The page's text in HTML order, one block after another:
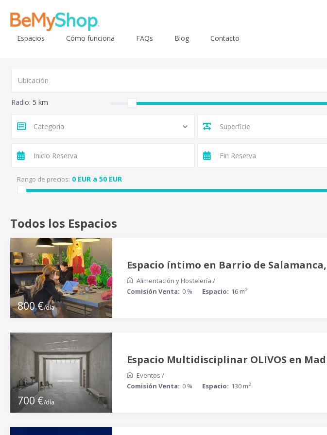
Espacios Cómo funciona FAQs Blog Contacto
Radio: 5 km
Categoría
Rango de precios: 0 EUR a 50 EUR
Todos los Espacios
800 €/día
Espacio íntimo en Barrio de
Alimentación y Hostelería /
Comisión Venta: 0 % Espacio: 16 m2
700 €/día
Espacio Multidisciplinar OLIVOS en
Eventos /
Comisión Venta: 0 % Espacio: 130 m2